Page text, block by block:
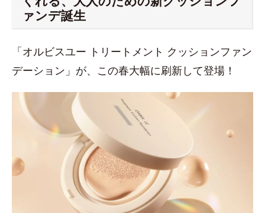
ァンデ誕生
「オルビスユー トリートメント クッションファン
デーション」が、この春大幅に刷新して登場！